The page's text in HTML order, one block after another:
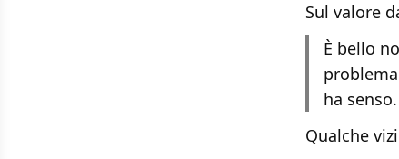
Sul valore
È bello
ha senso.
Qualche